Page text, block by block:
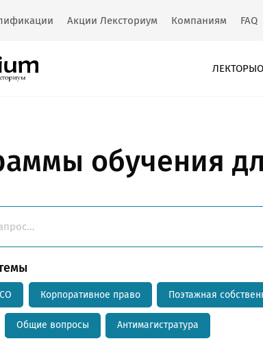
Акции Лексториум Компаниям FAQ
ЛЕКТОРЫ
обучения
Корпоративное право Поэтажная
Общие вопросы Антимагистратура